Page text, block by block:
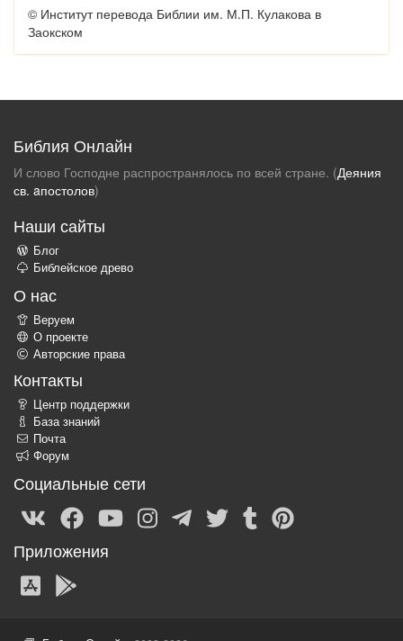
© Институт перевода Библии им. М.П. Кулакова в
Заокском
Библия Онлайн
И слово Господне распространялось по всей стране. (Деяния
св. aпостолов)
Наши сайты
Блог
Библейское древо
О нас
Веруем
О проекте
Авторские права
Контакты
Центр поддержки
База знаний
Почта
Форум
Социальные сети
Приложения